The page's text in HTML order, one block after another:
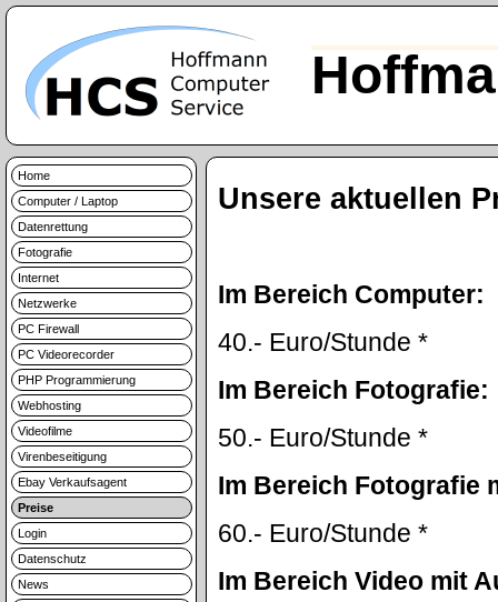
Home
Computer / Laptop
Datenrettung
Fotografie
Internet
Netzwerke
PC Firewall
PC Videorecorder
PHP Programmierung
Webhosting
Videofilme
Virenbeseitigung
Ebay Verkaufsagent
Preise
Login
Datenschutz
News
Unsere aktuellen
Im Bereich Computer:
40.- Euro/Stunde *
Im Bereich Fotografie:
50.- Euro/Stunde *
Im Bereich Fotografie
60.- Euro/Stunde *
Im Bereich Video mit